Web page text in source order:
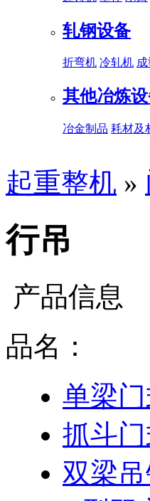
轧钢设备
折弯机 冷轧机
其他冶炼
冶金制品 耗材及
起重整机 »
行吊
产品信息
品名：
单梁
抓斗
双梁